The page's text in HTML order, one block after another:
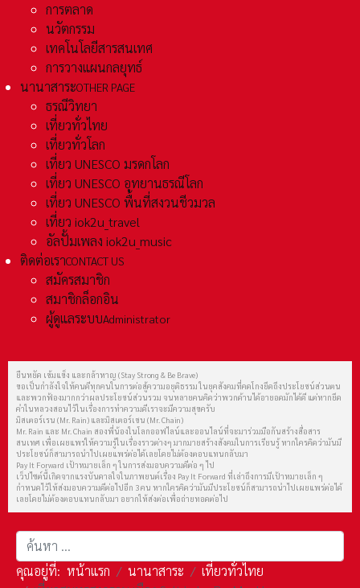
การตลาด
นวัตกรรม
เทคโนโลยีสารสนเทศ
การวางแผนกลยุทธ์
นานาสาระOTHER PAGE
ธรณีวิทยา
เที่ยวทั่วไทย
เที่ยวทั่วโลก
เที่ยว UNESCO มรดกโลก
เที่ยว UNESCO อุทยานธรณีโลก
เที่ยว UNESCO พื้นที่สงวนชีวมวล
เที่ยว iok2u_travel
อัลปั้มเพลง iok2u_music
ติดต่อเราCONTACT US
สมัครสมาชิก
สมาชิกล็อกอิน
ผู้ดูแลระบบAdministrator
ยืนหยัด เข้มแข็ง และกล้าหาญ (Stay Strong & Be Brave)
ขอเป็นกำลังใจให้คนดีทุกคนในการต่อสู้ความอยุติธรรม ในยุคสังคมที่คดโกงยึดถึงประโยชน์ส่วนตน
และพวกฟ้องมากกว่าผลประโยชน์ส่วนรวม จนหลายคนคิดว่าพวกด้านได้อายอดมักได้ดี แต่หากยึด
คำในหลวงสอนไว้ในเรื่องการทำความดีเราจะมีความสุขครับ
มิสเตอร์เรน (Mr. Rain) และมิสเตอร์เชน (Mr. Chain)
Mr. Rain และ Mr. Chain สองพี่น้องในโลกออฟไลน์และออนไลน์ที่จะมาร่วมมือกันสร้างสื่อสาร
สนเทศ เพื่อเผยแพร่ให้ความรู้ในเรื่องราวต่างๆ มากมายสร้างสังคมในการเรียนรู้ หากใครคิดว่ามันมี
ประโยชน์ก็สามารถนำไปเผยแพร่ต่อได้เลยโดยไม่ต้องตอบแทนกลับมา
Pay It Forward เป้าหมายเล็ก ๆ ในการส่งมอบความดีต่อ ๆ ไป
เว็ปไซต์นี้เกิดจากแรงบันดาลใจในภาพยนต์เรื่อง Pay It Forward ที่เล่าถึงการมีเป้าหมายเล็ก ๆ
กำหนดไว้ให้ส่งมอบความดีต่อไปอีก 3 คน หากใครคิดว่ามันมีประโยชน์ก็สามารถนำไปเผยแพร่ต่อได้
เลยโดยไม่ต้องตอบแทนกลับมา อยากให้ส่งต่อเพื่อถ่ายทอดต่อไป
การค้นหา
คุณอยู่ที่: หน้าแรก นานาสาระ
เที่ยวทั่วไทย